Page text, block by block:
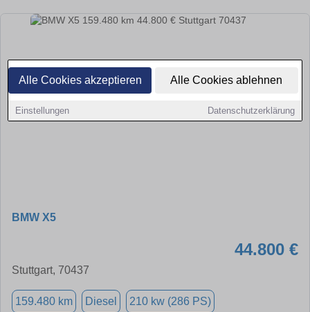
Alle Cookies akzeptieren Alle Cookies ablehnen
Einstellungen Datenschutzerklärung
BMW X5
44.800 €
Stuttgart, 70437
159.480 km Diesel 210 kw (286 PS)